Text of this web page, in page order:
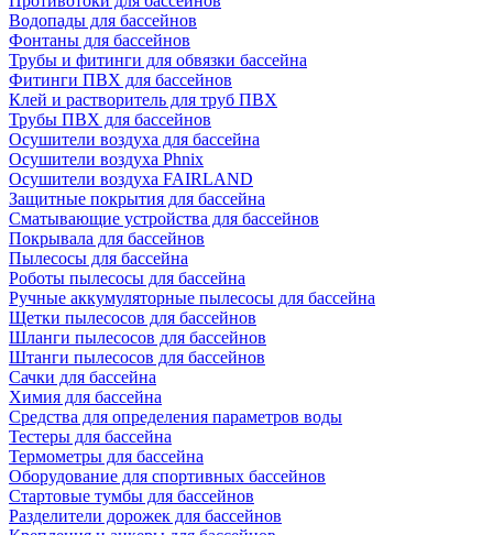
Водопады для бассейнов
Фонтаны для бассейнов
Трубы и фитинги для обвязки бассейна
Фитинги ПВХ для бассейнов
Клей и растворитель для труб ПВХ
Трубы ПВХ для бассейнов
Осушители воздуха для бассейна
Осушители воздуха Phnix
Осушители воздуха FAIRLAND
Защитные покрытия для бассейна
Сматывающие устройства для бассейнов
Покрывала для бассейнов
Пылесосы для бассейна
Роботы пылесосы для бассейна
Ручные аккумуляторные пылесосы для бассейна
Щетки пылесосов для бассейнов
Шланги пылесосов для бассейнов
Штанги пылесосов для бассейнов
Сачки для бассейна
Химия для бассейна
Средства для определения параметров воды
Тестеры для бассейна
Термометры для бассейна
Оборудование для спортивных бассейнов
Стартовые тумбы для бассейнов
Разделители дорожек для бассейнов